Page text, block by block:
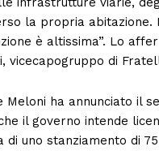
la propria abitazione.
è altissima”. Lo
vicecapogruppo di
Meloni ha annunciato il
il governo intende
di uno stanziamento di